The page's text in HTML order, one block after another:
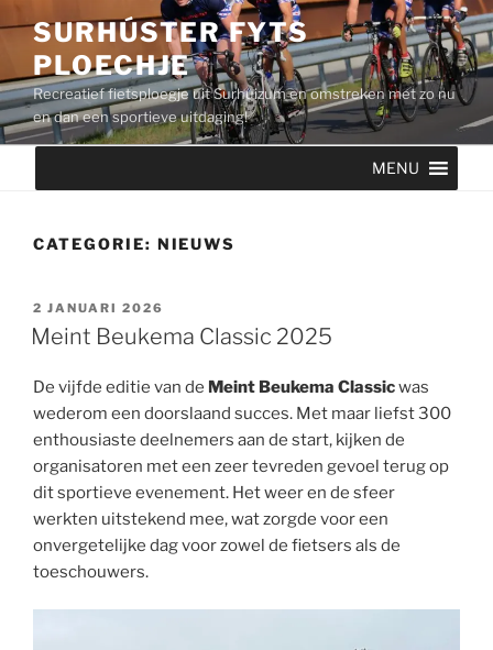
inhoud
SURHÚSTER FYTS
PLOECHJE
Recreatief fietsploegje uit Surhuizum en omstreken met zo nu
en dan een sportieve uitdaging!
MENU
CATEGORIE: NIEUWS
GEPLAATST
OP
2 JANUARI 2026
Meint Beukema Classic 2025
De vijfde editie van de Meint Beukema Classicwas
wederom een doorslaand succes. Met maar liefst 300
enthousiaste deelnemers aan de start, kijken de
organisatoren met een zeer tevreden gevoel terug op
dit sportieve evenement. Het weer en de sfeer
werkten uitstekend mee, wat zorgde voor een
onvergetelijke dag voor zowel de fietsers als de
toeschouwers.